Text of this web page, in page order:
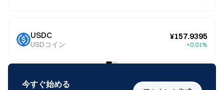
USDC
USDコイン
¥157.9395
+0.01%
今すぐ始める